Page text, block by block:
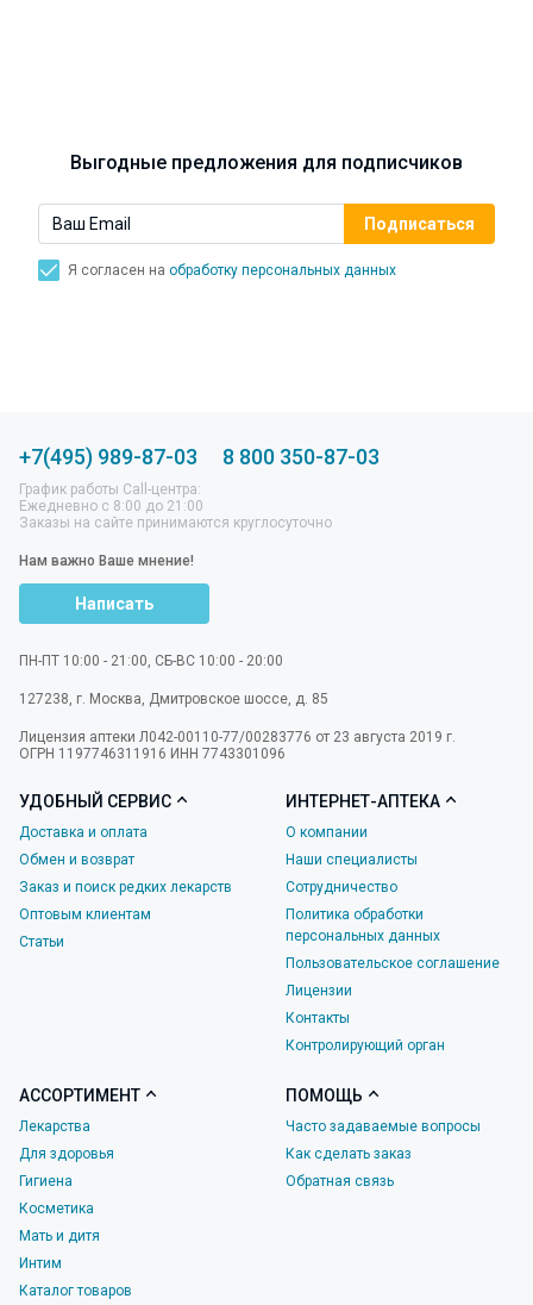
Выгодные предложения для подписчиков
Я согласен на обработку персональных данных
+7(495) 989-87-03 8 800 350-87-03
График работы Call-центра:
Ежедневно с 8:00 до 21:00
Заказы на сайте принимаются круглосуточно
Нам важно Ваше мнение!
Написать
ПН-ПТ 10:00 - 21:00, СБ-ВС 10:00 - 20:00
127238 г. Москва Дмитровское шоссе, д. 85
Лицензия аптеки Л042-00110-77/00283776 от 23 августа 2019 г.
ОГРН 1197746311916 ИНН 7743301096
УДОБНЫЙ СЕРВИС
Доставка и оплата
Обмен и возврат
Заказ и поиск редких лекарств
Оптовым клиентам
Статьи
ИНТЕРНЕТ-АПТЕКА
О компании
Наши специалисты
Сотрудничество
Политика обработки
персональных данных
Пользовательское соглашение
Лицензии
Контакты
Контролирующий орган
АССОРТИМЕНТ
Лекарства
Для здоровья
Гигиена
Косметика
Мать и дитя
Интим
Каталог товаров
ПОМОЩЬ
Часто задаваемые вопросы
Как сделать заказ
Обратная связь